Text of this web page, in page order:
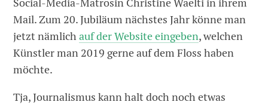
Social-Media-Matrosin Christine Waelti in ihrem
Mail. Zum 20. Jubiläum nächstes Jahr könne man
jetzt nämlichauf der Website eingeben, welchen
Künstler man 2019 gerne auf dem Floss haben
möchte.
Tja, Journalismus kann halt doch noch etwas